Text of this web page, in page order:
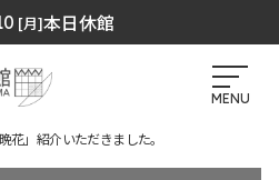
[月]本日休館
MENU
花」紹介いただきました。